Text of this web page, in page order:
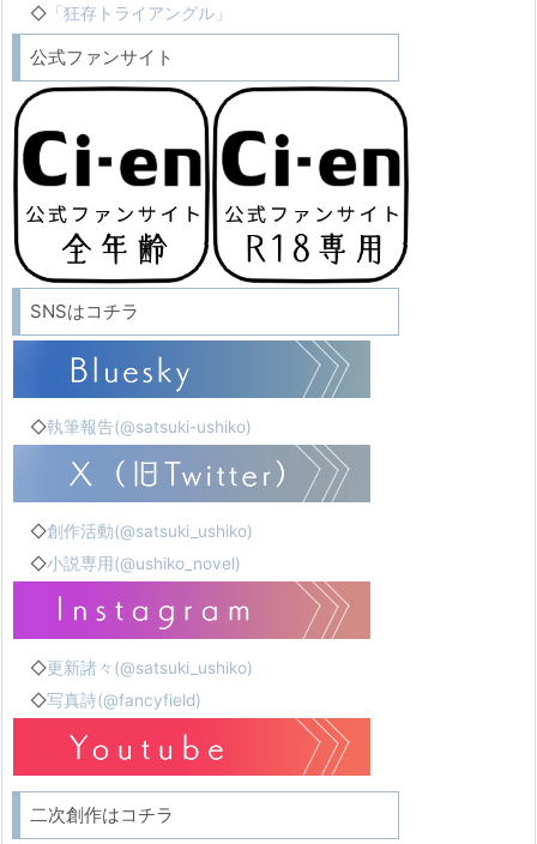
◇ 「狂存トライアングル」
公式ファンサイト
SNSはコチラ
◇執筆報告(@satsuki-ushiko)
◇創作活動(@satsuki_ushiko)
◇小説専用(@ushiko_novel)
◇更新諸々(@satsuki_ushiko)
◇写真詩(@fancyfield)
二次創作はコチラ